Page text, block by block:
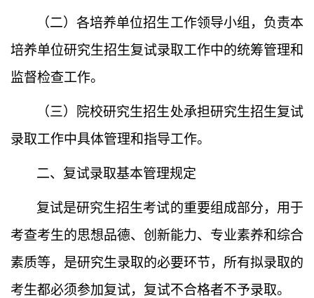
（二）各培养单位招生工作领导小组，负责本
培养单位研究生招生复试录取工作中的统筹管理和
监督检查工作。
（三）
院校研究生招生处承担研究生招生复试
录取工作中具体管理和指导工作。
二、 复试录取基本管理规定
复试是研究生招生考试的重要组成部分，用于
考查考生的思想品德、 创新能力、专业素养和综合
素质等，是研究生录取的必要环节，所有拟录取的
考生都必须参加复试，复试不合格者不予录取。